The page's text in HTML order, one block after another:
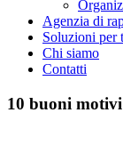
Agenzia di
Soluzioni per
Chi siamo
Contatti
10 buoni